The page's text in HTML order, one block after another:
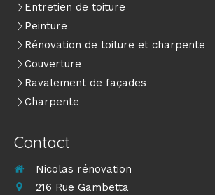
Entretien de toiture
Peinture
Rénovation de toiture et charpente
Couverture
Ravalement de façades
Charpente
Contact
Nicolas rénovation
216 Rue Gambetta